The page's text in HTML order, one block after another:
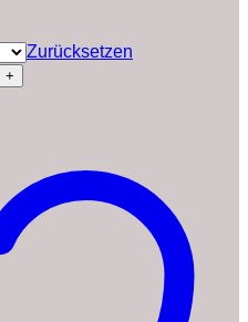
Zurücksetzen